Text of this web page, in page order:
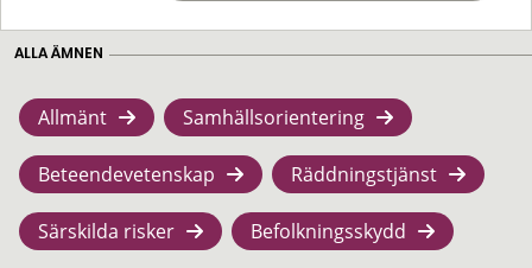
ALLA ÄMNEN
Allmänt Samhällsorientering
Beteendevetenskap Räddningstjänst
Särskilda risker Befolkningsskydd